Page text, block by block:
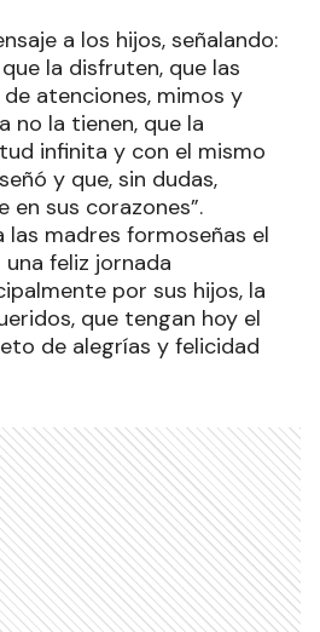
a los hijos, señalando:
la disfruten, que las
atenciones, mimos y
no la tienen, que la
infinita y con el mismo
y que, sin dudas,
en sus corazones”.
las madres formoseñas el
feliz jornada
por sus hijos, la
que tengan hoy el
de alegrías y felicidad